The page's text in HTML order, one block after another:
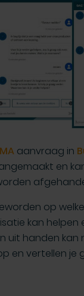
aanvraag in
en
op
kan helpen
uit handen kan
en vertellen je